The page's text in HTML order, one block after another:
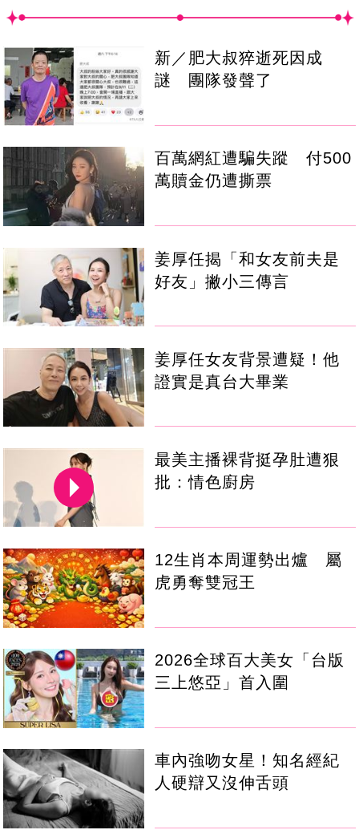
新／肥大叔猝逝死因成
謎 團隊發聲了
百萬網紅遭騙失蹤 付500
萬贖金仍遭撕票
姜厚任揭「和女友前夫是
好友」撇小三傳言
姜厚任女友背景遭疑！他
證實是真台大畢業
最美主播裸背挺孕肚遭狠
批：情色廚房
12生肖本周運勢出爐 屬
虎勇奪雙冠王
2026全球百大美女「台版
三上悠亞」首入圍
車內強吻女星！知名經紀
人硬辯又沒伸舌頭